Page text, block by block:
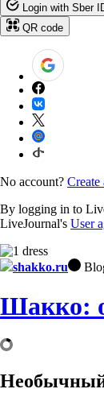
Login with Sber
QR code
No account? Create
By logging in to
LiveJournal's User
shakko.ru
Шакко:
Необычный